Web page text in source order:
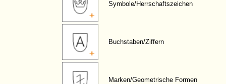
Symbole/Herrschaftszeichen
Buchstaben/Ziffern
Marken/Geometrische Formen